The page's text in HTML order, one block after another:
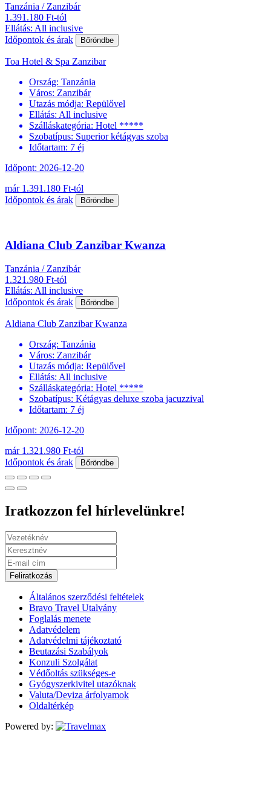
Tanzánia / Zanzibár
1.391.180 Ft-tól
Ellátás: All inclusive
Időpontok és árak
Bőröndbe
Toa Hotel & Spa Zanzibar
Ország: Tanzánia
Város: Zanzibár
Utazás módja: Repülővel
Ellátás: All inclusive
Szálláskategória: Hotel *****
Szobatípus: Superior kétágyas szoba
Időtartam: 7 éj
Időpont: 2026-12-20
már 1.391.180 Ft-tól
Időpontok és árak
Bőröndbe
Aldiana Club Zanzibar Kwanza
Tanzánia / Zanzibár
1.321.980 Ft-tól
Ellátás: All inclusive
Időpontok és árak
Bőröndbe
Aldiana Club Zanzibar Kwanza
Ország: Tanzánia
Város: Zanzibár
Utazás módja: Repülővel
Ellátás: All inclusive
Szálláskategória: Hotel *****
Szobatípus: Kétágyas deluxe szoba jacuzzival
Időtartam: 7 éj
Időpont: 2026-12-20
már 1.321.980 Ft-tól
Időpontok és árak
Bőröndbe
Iratkozzon fel hírlevelünkre!
Feliratkozás
Általános szerződési feltételek
Bravo Travel Utalvány
Foglalás menete
Adatvédelem
Adatvédelmi tájékoztató
Beutazási Szabályok
Konzuli Szolgálat
Védőoltás szükséges-e
Gyógyszerkivitel utazóknak
Valuta/Deviza árfolyamok
Oldaltérkép
Powered by: